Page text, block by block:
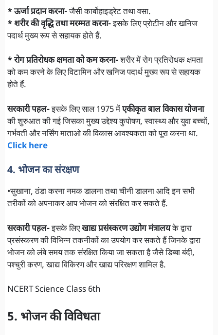
* ऊर्जा प्रदान करना-जैसी कार्बोहाइड्रेट तथा वसा.
* शरीर की वृद्धि तथा मरम्मत करना-इसके लिए प्रोटीन और खनिज
पदार्थ मुख्य रूप से सहायक होते हैं.
* रोग प्रतिरोधक क्षमता को कम करना-शरीर में रोग प्रतिरोधक क्षमता
को कम करने के लिए विटामिन और खनिज पदार्थ मुख्य रूप से सहायक
होते हैं.
सरकारी पहल-इसके लिए साल 1975 मेंएकीकृत बाल विकास योजना
की शुरुआत की गई जिसका मुख्य उद्देश्य कुपोषण, स्वास्थ्य और युवा बच्चों,
गर्भवती और नर्सिंग माताओ की विकास आवश्यकता को पूरा करना था.
Click here
4. भोजन का संरक्षण
•सुखाना, ठंडा करना नमक डालना तथा चीनी डालना आदि इन सभी
तरीकों को अपनाकर आप भोजन को संरक्षित कर सकते हैं.
सरकारी पहल-इसके लिएखाद्य प्रसंस्करण उद्योग मंत्रालयके द्वारा
प्रसंस्करण की विभिन्न तकनीकों का उपयोग कर सकते हैं जिनके द्वारा
भोजन को लंबे समय तक संरक्षित किया जा सकता है जैसे डिब्बा बंदी,
पश्चुरी करण, खाद्य विकिरण और खाद्य परिरक्षण शामिल है.
NCERT Science Class 6th
5. भोजन की विविधता